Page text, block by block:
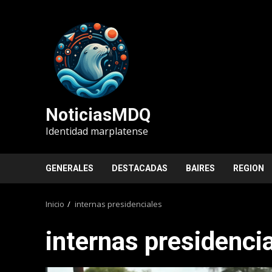
NoticiasMDQ
Identidad marplatense
GENERALES DESTACADAS BAIRES REGION
Inicio internas presidenciales
internas